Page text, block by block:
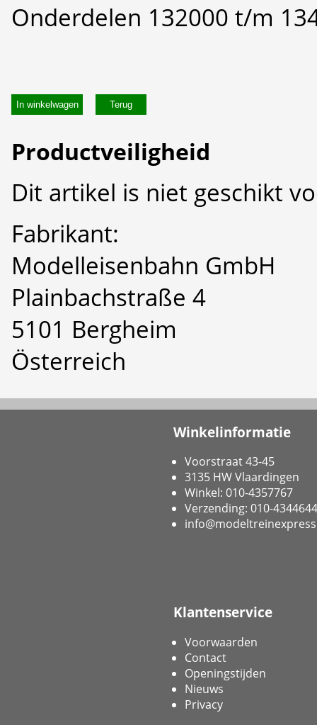
Onderdelen 132000 t/m
In winkelwagen
Productveiligheid
Dit artikel is niet geschikt
Fabrikant:
Modelleisenbahn GmbH
Plainbachstraße 4
5101 Bergheim
Österreich
Winkelinformatie
Voorstraat 43-45
3135 HW Vlaardingen
Winkel: 010-4357767
Verzending: 010-4344644
Klantenservice
Voorwaarden
Contact
Openingstijden
Nieuws
Privacy